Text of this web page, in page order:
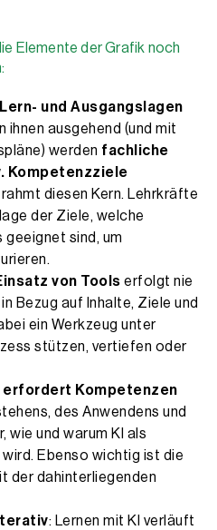
Elemente der Grafik noch
Lern- und Ausgangslagen
ihnen ausgehend (und mit
werden fachliche
Kompetenzziele
rahmt diesen Kern. Lehrkräfte
der Ziele, welche
sind, um
von Tools erfolgt nie
Bezug auf Inhalte, Ziele und
ein Werkzeug unter
stützen, vertiefen oder
erfordert Kompetenzen
des Anwendens und
wie und warum KI als
Ebenso wichtig ist die
der dahinterliegenden
: Lernen mit KI verläuft